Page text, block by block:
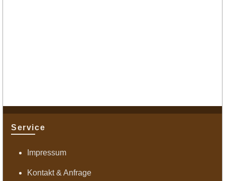
Service
Impressum
Kontakt & Anfrage